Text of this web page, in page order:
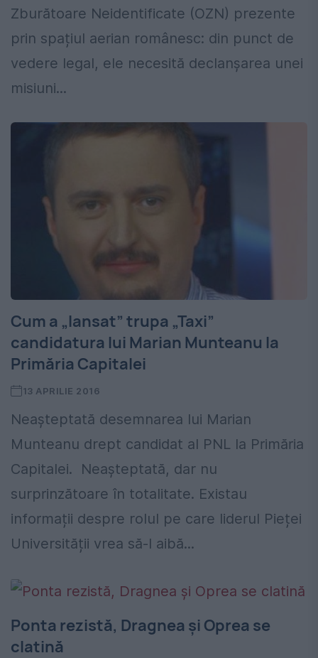
Zburătoare Neidentificate (OZN) prezente
prin spațiul aerian românesc: din punct de
vedere legal, ele necesită declanșarea unei
misiuni...
Cum a „lansat” trupa „Taxi”
candidatura lui Marian Munteanu la
Primăria Capitalei
13 APRILIE 2016
Neașteptată desemnarea lui Marian
Munteanu drept candidat al PNL la Primăria
Capitalei. Neașteptată, dar nu
surprinzătoare în totalitate. Existau
informații despre rolul pe care liderul Pieței
Universității vrea să-l aibă...
Ponta rezistă, Dragnea și Oprea se
clatină